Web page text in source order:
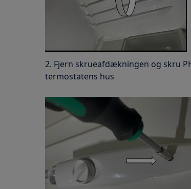
2. Fjern skrueafdækningen og skru
termostatens hus